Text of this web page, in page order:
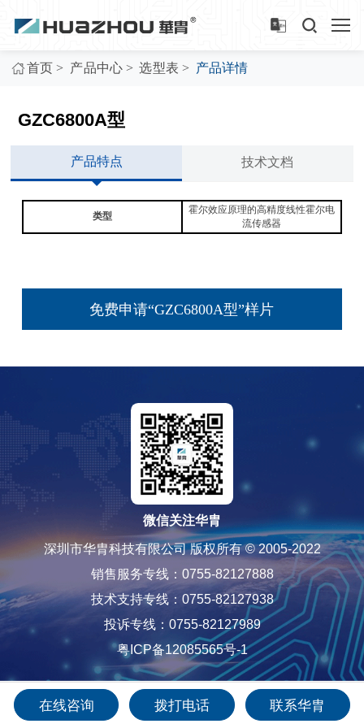
首页 > 产品中心 > 选型表 > 产品详情
GZC6800A型
产品特点 技术文档
类型
霍尔效应原理的高精度线性霍尔电
流传感器
免费申请“GZC6800A型”样片
微信关注华胄
深圳市华胄科技有限公司 版权所有 © 2005-2022
销售服务专线：0755-82127888
技术支持专线：0755-82127938
投诉专线：0755-82127989
粤ICP备12085565号-1
在线咨询 拨打电话 联系华胄